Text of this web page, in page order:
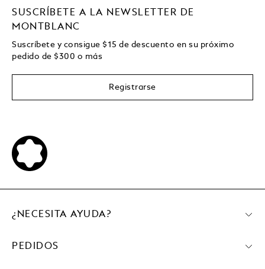
SUSCRÍBETE A LA NEWSLETTER DE
MONTBLANC
Suscríbete y consigue $15 de descuento en su próximo
pedido de $300 o más
Registrarse
¿NECESITA AYUDA?
PEDIDOS